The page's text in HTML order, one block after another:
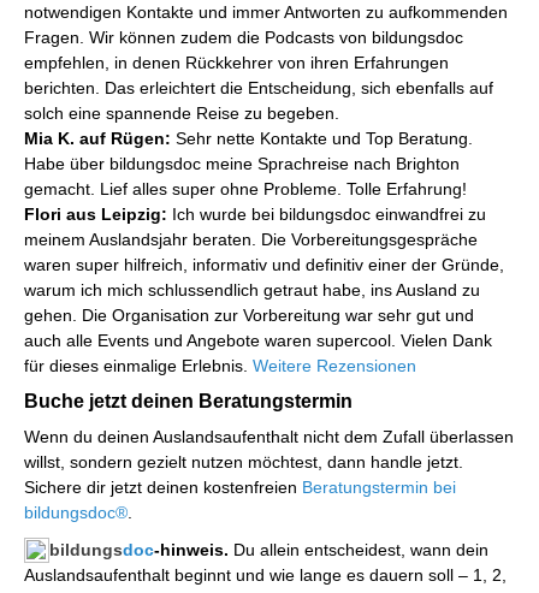
notwendigen Kontakte und immer Antworten zu aufkommenden
Fragen. Wir können zudem die Podcasts von bildungsdoc
empfehlen, in denen Rückkehrer von ihren Erfahrungen
berichten. Das erleichtert die Entscheidung, sich ebenfalls auf
solch eine spannende Reise zu begeben.
Mia K. auf Rügen: Sehr nette Kontakte und Top Beratung.
Habe über bildungsdoc meine Sprachreise nach Brighton
gemacht. Lief alles super ohne Probleme. Tolle Erfahrung!
Flori aus Leipzig: Ich wurde bei bildungsdoc einwandfrei zu
meinem Auslandsjahr beraten. Die Vorbereitungsgespräche
waren super hilfreich, informativ und definitiv einer der Gründe,
warum ich mich schlussendlich getraut habe, ins Ausland zu
gehen. Die Organisation zur Vorbereitung war sehr gut und
auch alle Events und Angebote waren supercool. Vielen Dank
für dieses einmalige Erlebnis. Weitere Rezensionen
Buche jetzt deinen Beratungstermin
Wenn du deinen Auslandsaufenthalt nicht dem Zufall überlassen
willst, sondern gezielt nutzen möchtest, dann handle jetzt.
Sichere dir jetzt deinen kostenfreien Beratungstermin bei
bildungsdoc®
bildungsdoc-hinweis. Du allein entscheidest, wann dein
Auslandsaufenthalt beginnt und wie lange es dauern soll – 1, 2,